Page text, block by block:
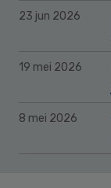
23 jun 2026
19 mei 2026
8 mei 2026